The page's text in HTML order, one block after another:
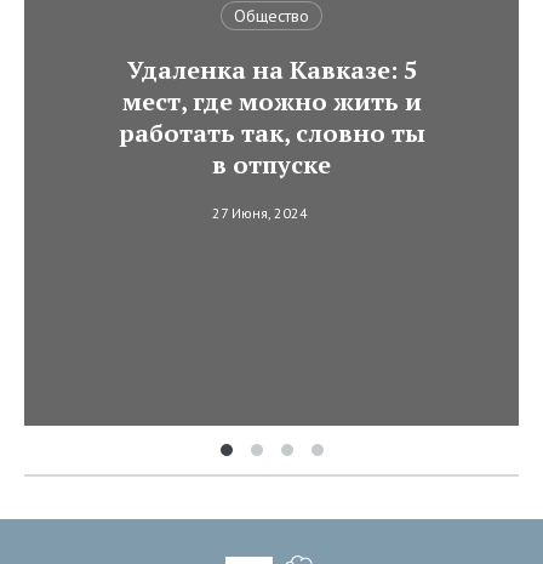
Общество
Удаленка на Кавказе: 5
мест, где можно жить и
работать так, словно ты
в отпуске
27 Июня, 2024